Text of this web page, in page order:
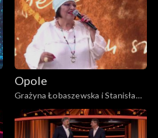
ćwiartki Jacka Cygana”
Opole
Grażyna Łobaszewska i Stanisław
Soyka – „Czas nas uczy pogody”.
62. KFPP: Koncert „Trzy ćwiartki
Jacka Cygana”